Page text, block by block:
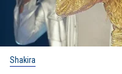
Shakira